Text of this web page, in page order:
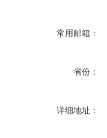
常用邮箱：
省份：
详细地址：